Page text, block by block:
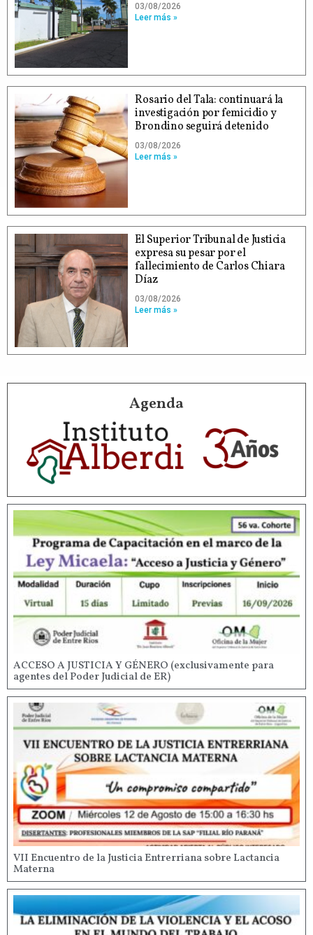
03/08/2026
Leer más »
Rosario del Tala: continuará la
investigación por femicidio y
Brondino seguirá detenido
03/08/2026
Leer más »
El Superior Tribunal de Justicia
expresa su pesar por el
fallecimiento de Carlos Chiara
Díaz
03/08/2026
Leer más »
Agenda
ACCESO A JUSTICIA Y GÉNERO (exclusivamente para
agentes del Poder Judicial de ER)
VII Encuentro de la Justicia Entrerriana sobre Lactancia
Materna